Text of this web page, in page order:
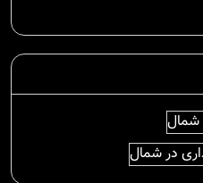
شمال
در شمال